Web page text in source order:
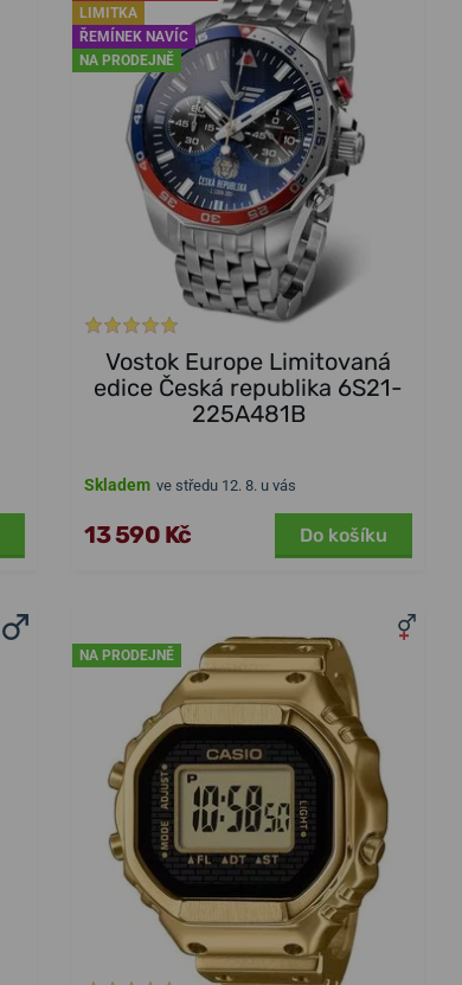
LIMITKA
ŘEMÍNEK NAVÍC
NA PRODEJNĚ
Vostok Europe Limitovaná
edice Česká republika 6S21-
225A481B
Skladem ve středu 12. 8. u vás
13 590 Kč Do košíku
NA PRODEJNĚ